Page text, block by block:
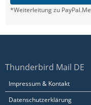
*Weiterleitung zu PayPal.Me
Thunderbird Mail DE
Impressum & Kontakt
Datenschutzerklärung